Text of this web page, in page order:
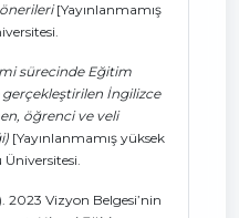
[Yayınlanmamış
sürecinde Eğitim
gerçekleştirilen İngilizce
öğrenci ve veli
[Yayınlanmamış yüksek
Üniversitesi.
2023 Vizyon Belgesi’nin